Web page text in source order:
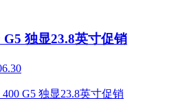
G5 独显23.8英寸促销